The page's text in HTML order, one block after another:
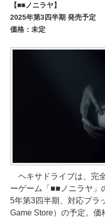
【■■ノニラヤ】
2025年第3四半期 発売予定
価格：未定
ヘキサドライブは、完
ーゲーム「■■ノニラヤ」
5年第3四半期、対応プラ
Game Store）の予定。価